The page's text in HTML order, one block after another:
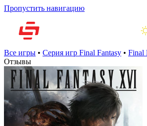
Пропустить навигацию
Все игры • Серия игр Final Fantasy • Final
Отзывы